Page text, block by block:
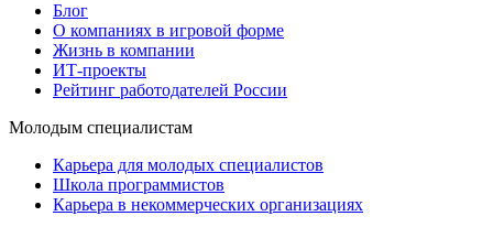
Блог
О компаниях в игровой форме
Жизнь в компании
ИТ-проекты
Рейтинг работодателей России
Молодым специалистам
Карьера для молодых специалистов
Школа программистов
Карьера в некоммерческих организациях